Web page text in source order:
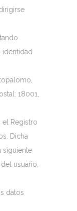
18001,
el Registro
Dicha
siguiente
usuario,
datos